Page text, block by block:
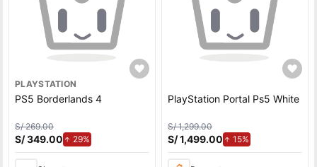
PLAYSTATION
PS5 Borderlands 4
S/ 269.00
S/ 349.00 29%
PlayStation Portal Ps5 White
S/ 1,299.00
S/ 1,499.00 15%de aumento.